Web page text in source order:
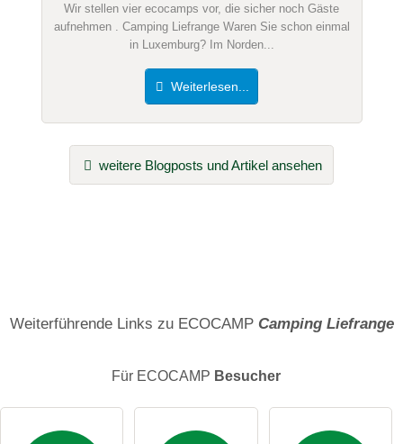
Wir stellen vier ecocamps vor, die sicher noch Gäste
aufnehmen . Camping Liefrange Waren Sie schon einmal
in Luxemburg? Im Norden...
Weiterlesen...
weitere Blogposts und Artikel ansehen
Weiterführende Links zu ECOCAMP Camping Liefrange
Für ECOCAMP Besucher